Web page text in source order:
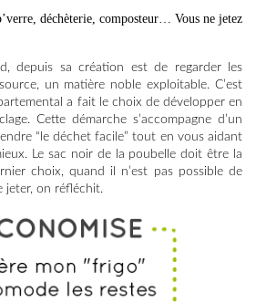
déchèterie, composteur… Vous ne jetez
depuis sa création est de regarder les
un matière noble exploitable. C’est
a fait le choix de développer en
Cette démarche s’accompagne d’un
“le déchet facile” tout en vous aidant
Le sac noir de la poubelle doit être la
choix, quand il n’est pas possible de
jeter, on réfléchit.